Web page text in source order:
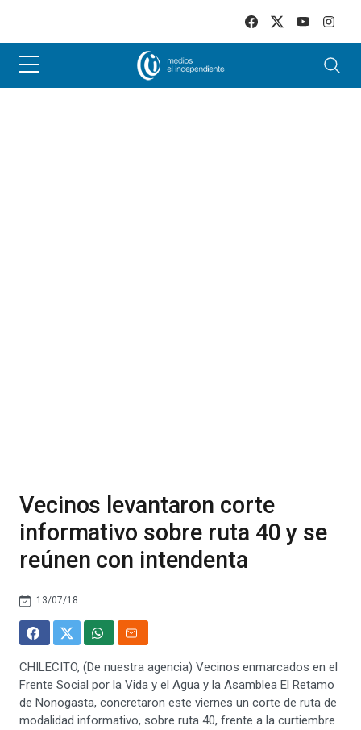
Vecinos levantaron corte
informativo sobre ruta 40 y se
reúnen con intendenta
13/07/18
CHILECITO, (De nuestra agencia) Vecinos enmarcados en el
Frente Social por la Vida y el Agua y la Asamblea El Retamo
de Nonogasta, concretaron este viernes un corte de ruta de
modalidad informativo, sobre ruta 40, frente a la curtiembre